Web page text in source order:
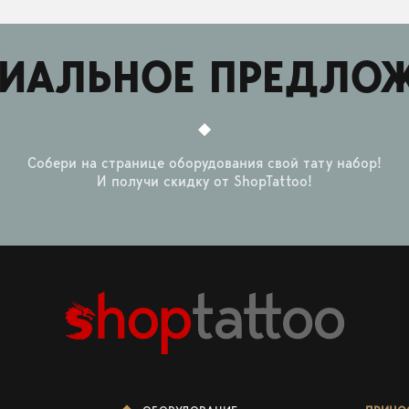
Собери на странице оборудования свой тату набор!
И получи скидку от ShopTattoo!